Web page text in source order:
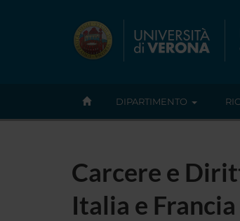
DIPARTIMENTO
Carcere e
Italia e